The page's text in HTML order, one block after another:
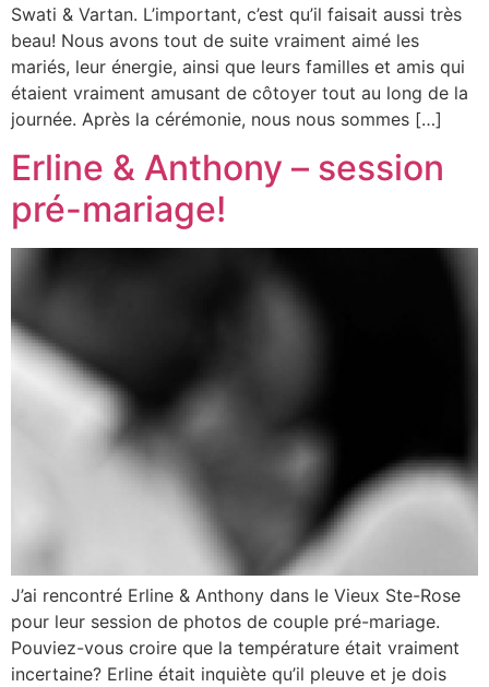
Swati & Vartan. L’important, c’est qu’il faisait aussi très
beau! Nous avons tout de suite vraiment aimé les
mariés, leur énergie, ainsi que leurs familles et amis qui
étaient vraiment amusant de côtoyer tout au long de la
journée. Après la cérémonie, nous nous sommes […]
Erline & Anthony – session
pré-mariage!
J’ai rencontré Erline & Anthony dans le Vieux Ste-Rose
pour leur session de photos de couple pré-mariage.
Pouviez-vous croire que la température était vraiment
incertaine? Erline était inquiète qu’il pleuve et je dois